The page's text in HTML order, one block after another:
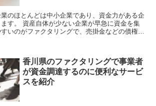
のほとんどは中小企業であり、資金力がある企
す。 資産自体が少ない企業が早急に資金を集
いのがファクタリングで、売掛金などの債権を
香川県のファクタリングで事業者
が資金調達するのに便利なサービ
スを紹介